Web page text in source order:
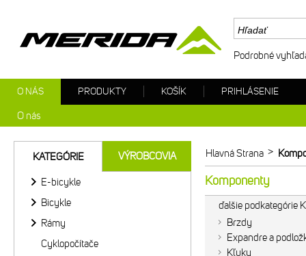
Hlavná Strana >
Komponenty
ďalšie podkategórie
Brzdy
Expandre a
Kľuky
KATEGÓRIE VÝROBCOVIA
E-bicykle
Bicykle
Rámy
Cyklopočítače
Podrobné
O NÁS
O nás
PRODUKTY KOŠÍK PRIHLÁSENIE